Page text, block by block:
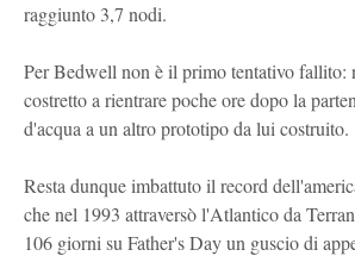
raggiunto 3,7 nodi.
Per Bedwell non è il primo tentativo fallito:
costretto a rientrare poche ore dopo la
d'acqua a un altro prototipo da lui costruito.
Resta dunque imbattuto il record
che nel 1993 attraversò l'Atlantico da
106 giorni su Father's Day un guscio di